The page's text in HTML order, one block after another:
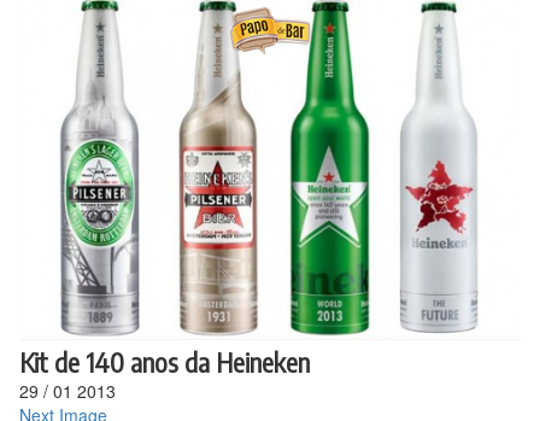
Kit de 140 anos da Heineken
29 / 01 2013
Next Image